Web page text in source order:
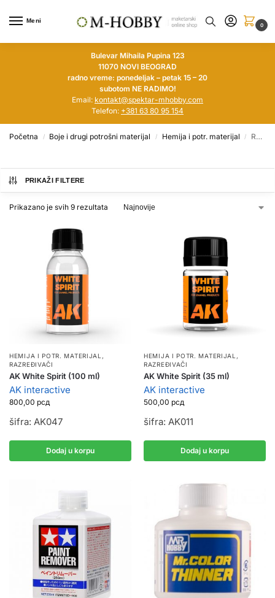
Meni
0
Bulevar Mihaila Pupina 123
11070 NOVI BEOGRAD
radno vreme: ponedeljak – petak 15 – 20
subotom NE RADIMO!
Email: kontakt@spektar-mhobby.com
Telefon: +381 63 80 95 154
Početna / Boje i drugi potrošni materijal / Hemija i potr. materijal / Razređivači
PRIKAŽI FILTERE
Prikazano je svih 9 rezultata
HEMIJA I POTR. MATERIJAL ,
RAZREĐIVAČI
AK White Spirit (100 ml)
AK interactive
800,00 рсд
šifra: AK047
Dodaj u korpu
HEMIJA I POTR. MATERIJAL ,
RAZREĐIVAČI
AK White Spirit (35 ml)
AK interactive
500,00 рсд
šifra: AK011
Dodaj u korpu